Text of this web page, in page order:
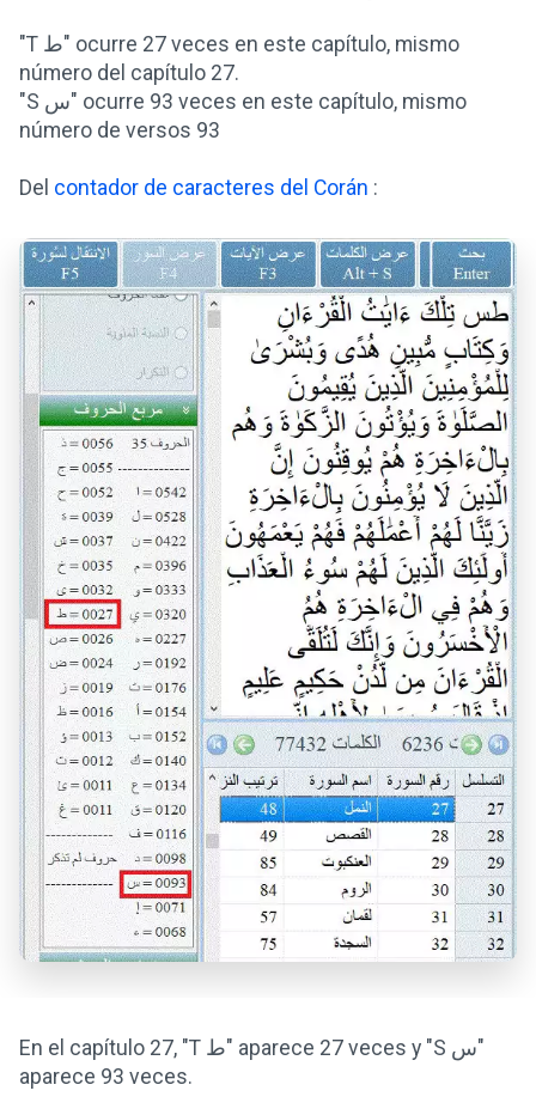
"T ط" ocurre 27 veces en este capítulo, mismo
número del capítulo 27.
"S س" ocurre 93 veces en este capítulo, mismo
número de versos 93
Del contador de caracteres del Corán :
En el capítulo 27, "T ط" aparece 27 veces y "S س"
aparece 93 veces.